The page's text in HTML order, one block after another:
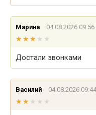
Марина 04.08.2026 09:56
★★★★★
★★★★★
Достали звонками
Василий 04.08.2026 09:44
★★★★★
★★★★★